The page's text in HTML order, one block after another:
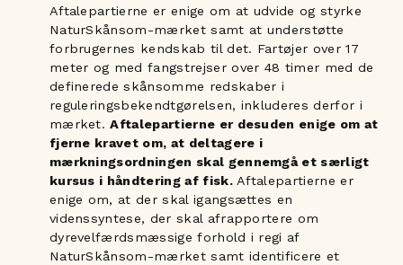
Aftalepartierne er enige om at udvide og styrke
NaturSkånsom-mærket samt at understøtte
forbrugernes kendskab til det. Fartøjer over 17
meter og med fangstrejser over 48 timer med de
definerede skånsomme redskaber i
reguleringsbekendtgørelsen, inkluderes derfor i
mærket.Aftalepartierne er desuden enige om at
fjerne kravet om, at deltagere i
mærkningsordningen skal gennemgå et særligt
kursus i håndtering af fisk. Aftalepartierne er
enige om, at der skal igangsættes en
videnssyntese, der skal afrapportere om
dyrevelfærdsmæssige forhold i regi af
NaturSkånsom-mærket samt identificere et